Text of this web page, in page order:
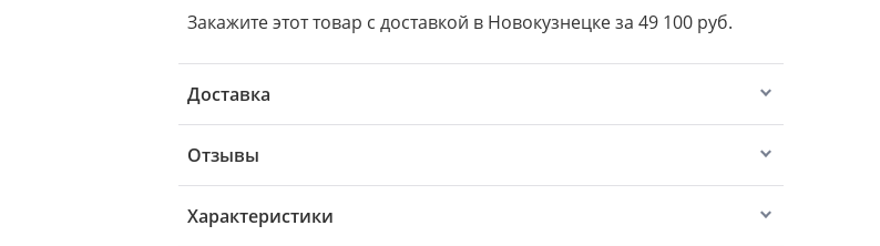
Закажите этот товар с доставкой в Новокузнецке за 49 100 руб.
Доставка
Отзывы
Характеристики